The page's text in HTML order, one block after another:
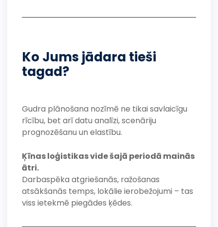
Ko Jums jādara tieši
tagad?
Gudra plānošana nozīmē ne tikai savlaicīgu
rīcību, bet arī datu analīzi, scenāriju
prognozēšanu un elastību.
Ķīnas loģistikas vide šajā periodā mainās
ātri.
Darbaspēka atgriešanās, ražošanas
atsākšanās temps, lokālie ierobežojumi – tas
viss ietekmē piegādes ķēdes.